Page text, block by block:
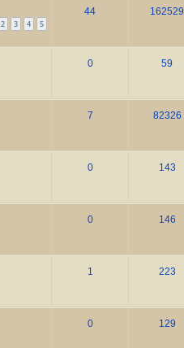
2 3 4 5
44 162529
0 59
7 82326
0 143
0 146
1 223
0 129